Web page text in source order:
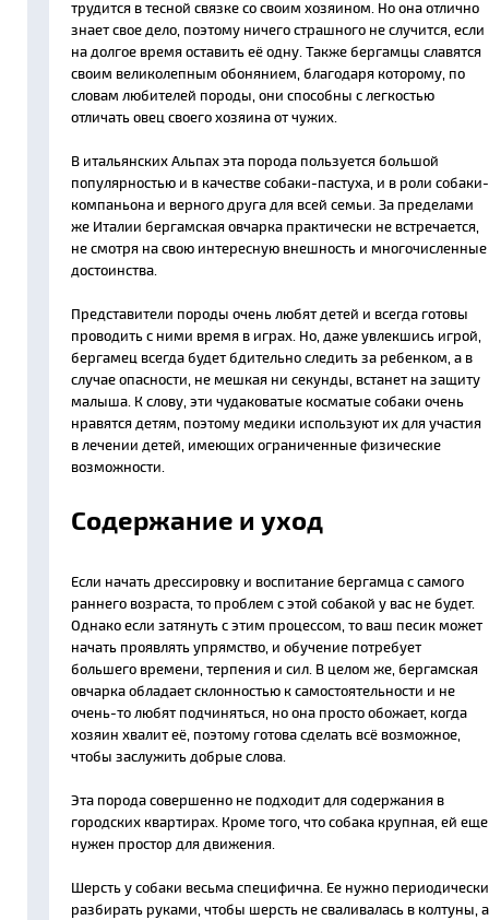
трудится в тесной связке со своим хозяином. Но она отлично
знает свое дело, поэтому ничего страшного не случится, если
на долгое время оставить её одну. Также бергамцы славятся
своим великолепным обонянием, благодаря которому, по
словам любителей породы, они способны с легкостью
отличать овец своего хозяина от чужих.
В итальянских Альпах эта порода пользуется большой
популярностью и в качестве собаки-пастуха, и в роли собаки-
компаньона и верного друга для всей семьи. За пределами
же Италии бергамская овчарка практически не встречается,
не смотря на свою интересную внешность и многочисленные
достоинства.
Представители породы очень любят детей и всегда готовы
проводить с ними время в играх. Но, даже увлекшись игрой,
бергамец всегда будет бдительно следить за ребенком, а в
случае опасности, не мешкая ни секунды, встанет на защиту
малыша. К слову, эти чудаковатые косматые собаки очень
нравятся детям, поэтому медики используют их для участия
в лечении детей, имеющих ограниченные физические
возможности.
Содержание и уход
Если начать дрессировку и воспитание бергамца с самого
раннего возраста, то проблем с этой собакой у вас не будет.
Однако если затянуть с этим процессом, то ваш песик может
начать проявлять упрямство, и обучение потребует
большего времени, терпения и сил. В целом же, бергамская
овчарка обладает склонностью к самостоятельности и не
очень-то любят подчиняться, но она просто обожает, когда
хозяин хвалит её, поэтому готова сделать всё возможное,
чтобы заслужить добрые слова.
Эта порода совершенно не подходит для содержания в
городских квартирах. Кроме того, что собака крупная, ей еще
нужен простор для движения.
Шерсть у собаки весьма специфична. Ее нужно периодически
разбирать руками, чтобы шерсть не сваливалась в колтуны, а